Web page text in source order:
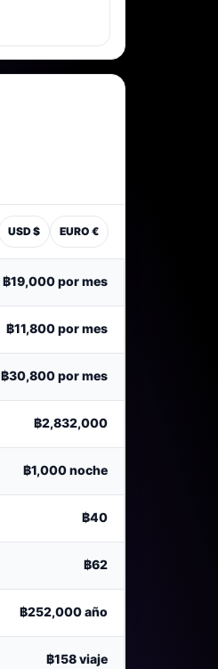
USD $ EURO €
฿19,000por mes
฿11,800por mes
฿30,800por mes
฿2,832,000
฿1,000noche
฿40
฿62
฿252,000año
฿158viaje